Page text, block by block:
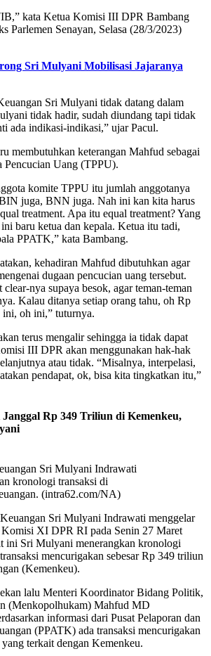
kata Ketua Komisi III DPR Bambang
Parlemen Senayan, Selasa (28/3/2023)
Sri Mulyani Mobilisasi Jajaranya
Sri Mulyani tidak datang dalam
tidak hadir, sudah diundang tapi tidak
ada indikasi-indikasi,” ujar Pacul.
membutuhkan keterangan Mahfud sebagai
Pencucian Uang (TPPU).
komite TPPU itu jumlah anggotanya
juga, BNN juga. Nah ini kan kita harus
treatment. Apa itu equal treatment? Yang
baru ketua dan kepala. Ketua itu tadi,
PPATK,” kata Bambang.
kehadiran Mahfud dibutuhkan agar
dugaan pencucian uang tersebut.
nya supaya besok, agar teman-teman
Kalau ditanya setiap orang tahu, oh Rp
oh ini,” tuturnya.
terus mengalir sehingga ia tidak dapat
III DPR akan menggunakan hak-hak
atau tidak. “Misalnya, interpelasi,
pendapat, ok, bisa kita tingkatkan itu,”
Rp 349 Triliun di Kemenkeu,
Sri Mulyani Indrawati
kronologi transaksi di
(intra62.com/NA)
Sri Mulyani Indrawati menggelar
Komisi XI DPR RI pada Senin 27 Maret
ini Sri Mulyani menerangkan kronologi
mencurigakan sebesar Rp 349 triliun
(Kemenkeu).
lalu Menteri Koordinator Bidang Politik,
(Menkopolhukam) Mahfud MD
informasi dari Pusat Pelaporan dan
(PPATK) ada transaksi mencurigakan
terkait dengan Kemenkeu.